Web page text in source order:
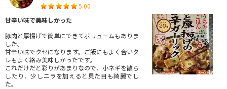
5.00
甘辛い味で美味しかった
豚肉と厚揚げで簡単にできてボリュームもありま
した。
甘辛い味でクセになります。ご飯にもよく合いタ
レもよく絡み美味しかったです。
これだけだと彩りがあまりなので、小ネギを散ら
したり、少しニラを加えると見た目も綺麗でし
た。